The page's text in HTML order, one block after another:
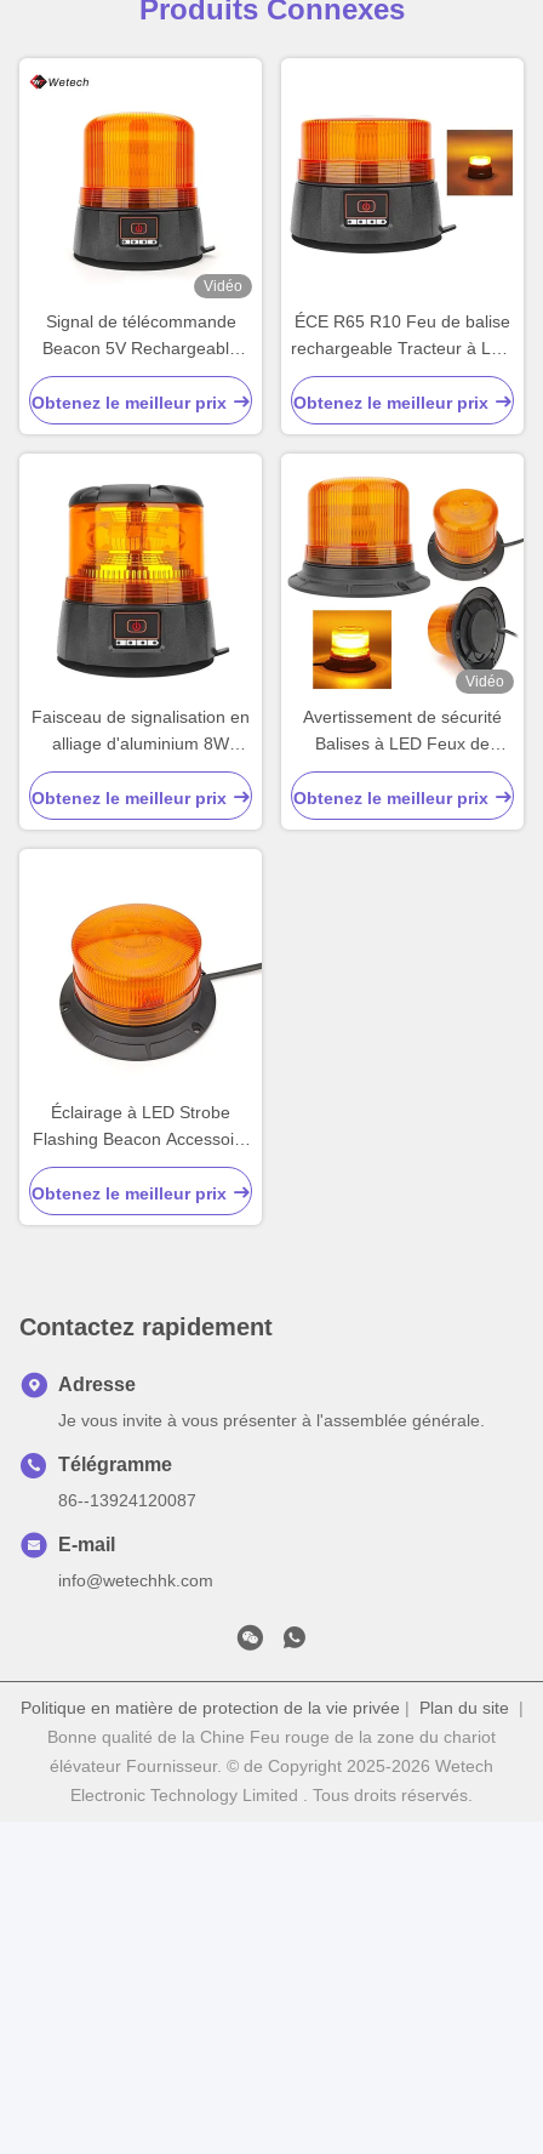
Produits Connexes
Vidéo
Signal de télécommande
Beacon 5V Rechargeable
LED Beacon personnalisé
Obtenez le meilleur prix
ÉCE R65 R10 Feu de balise
rechargeable Tracteur à LED
Feuilles ambrées
clignotantes
Obtenez le meilleur prix
Faisceau de signalisation en
alliage d'aluminium 8W
Faisceau clignotant
rechargeable Amber
Obtenez le meilleur prix
Vidéo
Avertissement de sécurité
Balises à LED Feux de
stroboscope Appareils
lumineux pour voitures
Obtenez le meilleur prix
Éclairage à LED Strobe
Flashing Beacon Accessoire
de voiture Avertissement
Beacon Light
Obtenez le meilleur prix
Contactez rapidement
Adresse
Je vous invite à vous présenter à l'assemblée générale.
Télégramme
86--13924120087
E-mail
info@wetechhk.com
Politique en matière de protection de la vie privée | Plan du site |
Bonne qualité de la Chine Feu rouge de la zone du chariot
élévateur Fournisseur. © de Copyright 2025-2026 Wetech
Electronic Technology Limited . Tous droits réservés.